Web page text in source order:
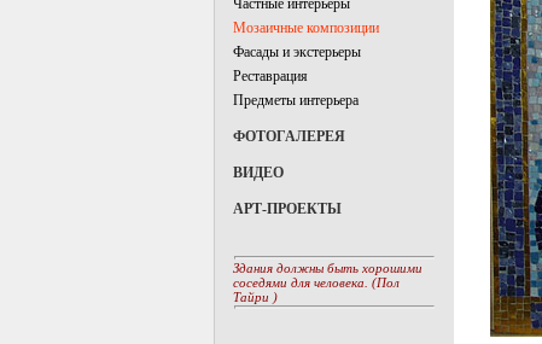
Частные интерьеры
Мозаичные композиции
Фасады и экстерьеры
Реставрация
Предметы интерьера
ФОТОГАЛЕРЕЯ
ВИДЕО
АРТ-ПРОЕКТЫ
Здания должны быть хорошими
соседями для человека. (Пол
Тайри )